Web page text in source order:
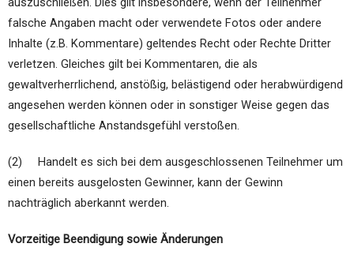
falsche Angaben macht oder verwendete Fotos oder andere
Inhalte (z.B. Kommentare) geltendes Recht oder Rechte Dritter
verletzen. Gleiches gilt bei Kommentaren, die als
gewaltverherrlichend, anstößig, belästigend oder herabwürdigend
angesehen werden können oder in sonstiger Weise gegen das
gesellschaftliche Anstandsgefühl verstoßen.
(2) Handelt es sich bei dem ausgeschlossenen Teilnehmer um
einen bereits ausgelosten Gewinner, kann der Gewinn
nachträglich aberkannt werden.
Vorzeitige Beendigung sowie Änderungen